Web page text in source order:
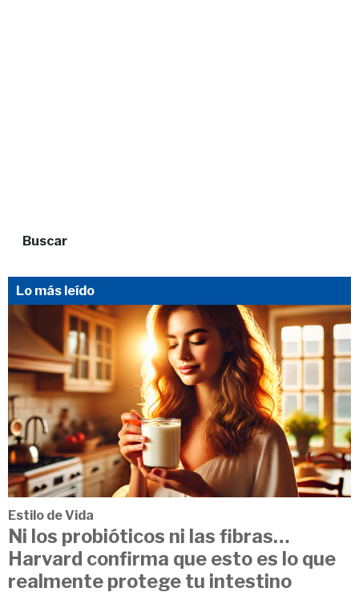
Buscar
Lo más leído
Estilo de Vida
Ni los probióticos ni las fibras…
Harvard confirma que esto es lo que
realmente protege tu intestino